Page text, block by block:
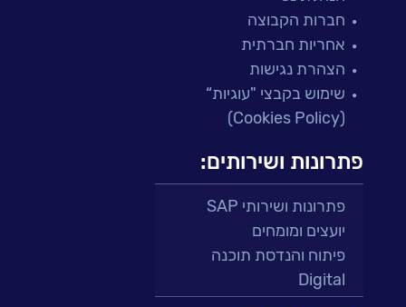
חברות הקבוצה
אחריות חברתית
הצהרת נגישות
שימוש בקבצי "עוגיות“
(Cookies Policy)
פתרונות ושירותים:
פתרונות ושירותי SAP
יועצים ומומחים
פיתוח והנדסת תוכנה
Digital